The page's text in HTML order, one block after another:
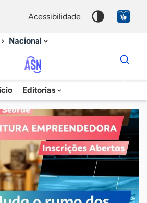
acessibilidade
Nacional
Agência
Sebrae
de
Notícias
Editorias
Dados
para
chave